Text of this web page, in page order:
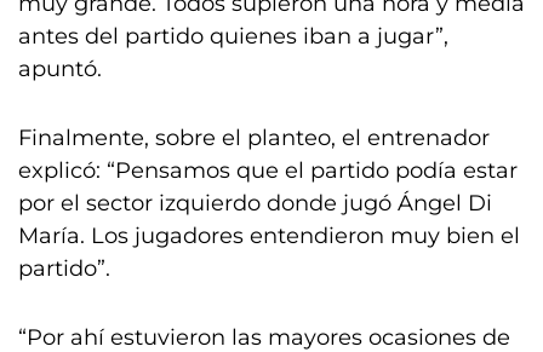
antes del partido quienes iban a jugar”,
apuntó.
Finalmente, sobre el planteo, el entrenador
explicó: “Pensamos que el partido podía estar
por el sector izquierdo donde jugó Ángel Di
María. Los jugadores entendieron muy bien el
partido”.
“Por ahí estuvieron las mayores ocasiones de